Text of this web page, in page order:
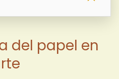
del papel en